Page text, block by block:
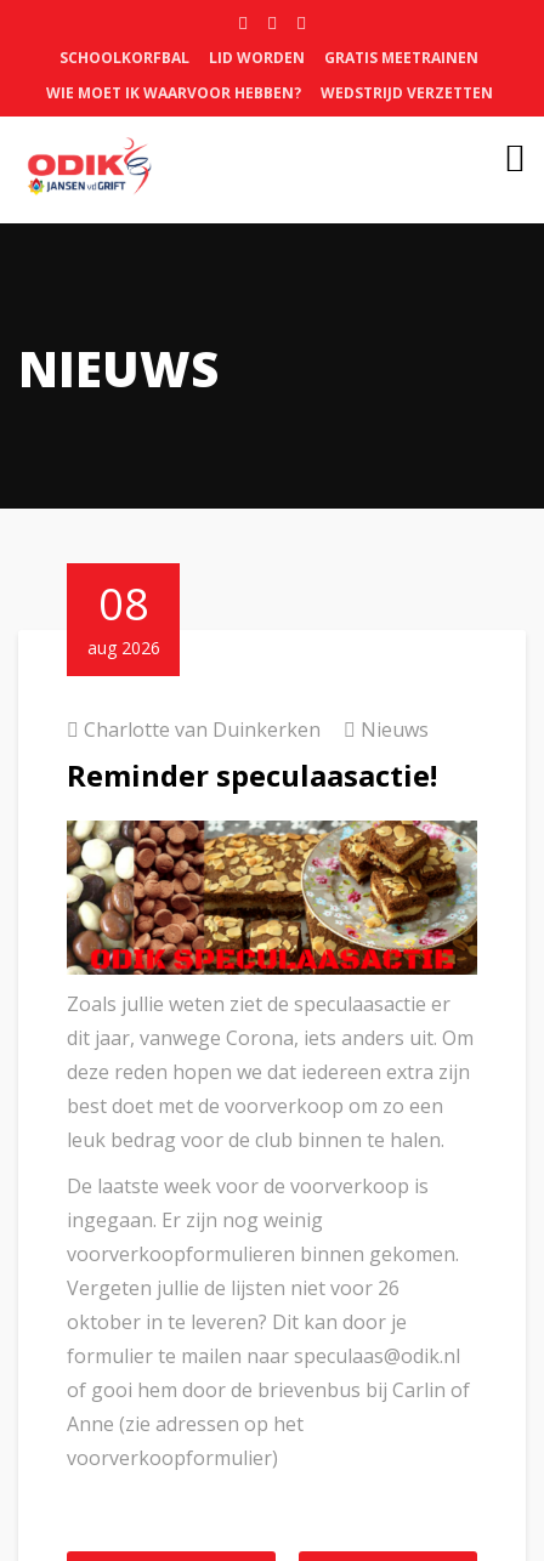
SCHOOLKORFBAL LID WORDEN
GRATIS MEETRAINEN
WIE MOET IK WAARVOOR HEBBEN?
WEDSTRIJD VERZETTEN
NIEUWS
08
aug 2026
Charlotte van Duinkerken Nieuws
Reminder speculaasactie!
Zoals jullie weten ziet de speculaasactie er
dit jaar, vanwege Corona, iets anders uit. Om
deze reden hopen we dat iedereen extra zijn
best doet met de voorverkoop om zo een
leuk bedrag voor de club binnen te halen.
De laatste week voor de voorverkoop is
ingegaan. Er zijn nog weinig
voorverkoopformulieren binnen gekomen.
Vergeten jullie de lijsten niet voor 26
oktober in te leveren? Dit kan door je
formulier te mailen naar speculaas@odik.nl
of gooi hem door de brievenbus bij Carlin of
Anne (zie adressen op het
voorverkoopformulier)